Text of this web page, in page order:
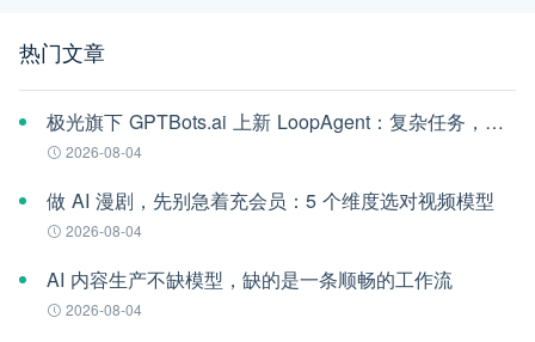
热门文章
极光旗下 GPTBots.ai 上新 LoopAgent：复杂任务，交给 AI 一口气跑完
2026-08-04
做 AI 漫剧，先别急着充会员：5 个维度选对视频模型
2026-08-04
AI 内容生产不缺模型，缺的是一条顺畅的工作流
2026-08-04